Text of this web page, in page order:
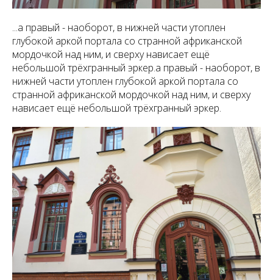
...а правый - наоборот, в нижней части утоплен
глубокой аркой портала со странной африканской
мордочкой над ним, и сверху нависает ещё
небольшой трёхгранный эркер.а правый - наоборот, в
нижней части утоплен глубокой аркой портала со
странной африканской мордочкой над ним, и сверху
нависает ещё небольшой трёхгранный эркер.